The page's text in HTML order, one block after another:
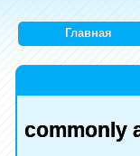
Главная
commonly